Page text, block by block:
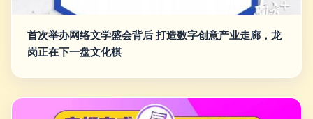
首次举办网络文学盛会背后 打造数字创意产业走廊，龙
岗正在下一盘文化棋